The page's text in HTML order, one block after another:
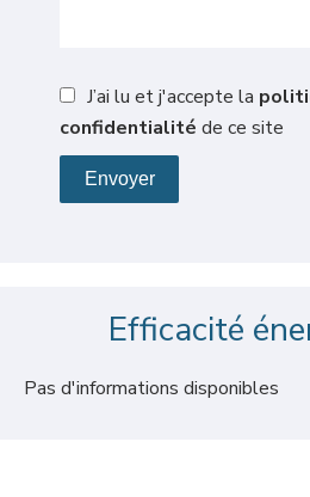
J’ai lu et j'accepte la
confidentialité de ce site
Envoyer
Efficacité
Pas d'informations disponibles